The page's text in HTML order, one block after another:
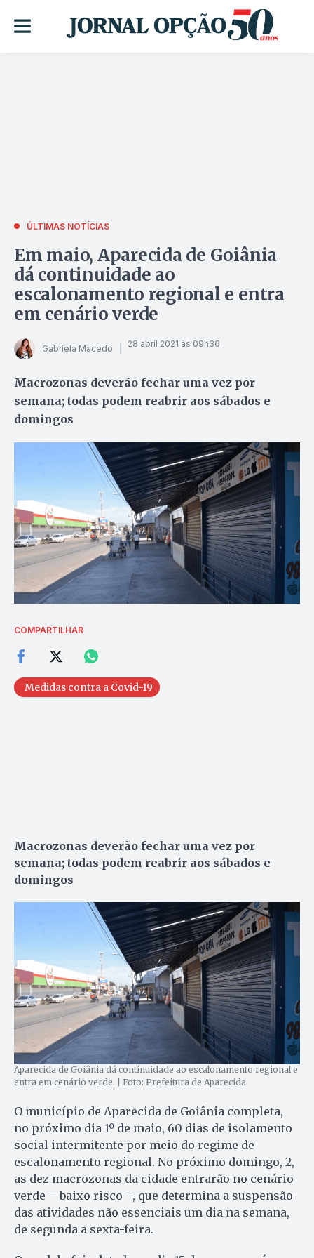
ÚLTIMAS NOTÍCIAS
Em maio, Aparecida de Goiânia
dá continuidade ao
escalonamento regional e entra
em cenário verde
Gabriela Macedo 28 abril 2021 às 09h36
Macrozonas deverão fechar uma vez por
semana; todas podem reabrir aos sábados e
domingos
COMPARTILHAR
Medidas contra a Covid-19
Macrozonas deverão fechar uma vez por
semana; todas podem reabrir aos sábados e
domingos
Aparecida de Goiânia dá continuidade ao escalonamento regional e
entra em cenário verde. | Foto: Prefeitura de Aparecida
O município de Aparecida de Goiânia completa,
no próximo dia 1º de maio, 60 dias de isolamento
social intermitente por meio do regime de
escalonamento regional. No próximo domingo, 2,
as dez macrozonas da cidade entrarão no cenário
verde – baixo risco –, que determina a suspensão
das atividades não essenciais um dia na semana,
de segunda a sexta-feira.